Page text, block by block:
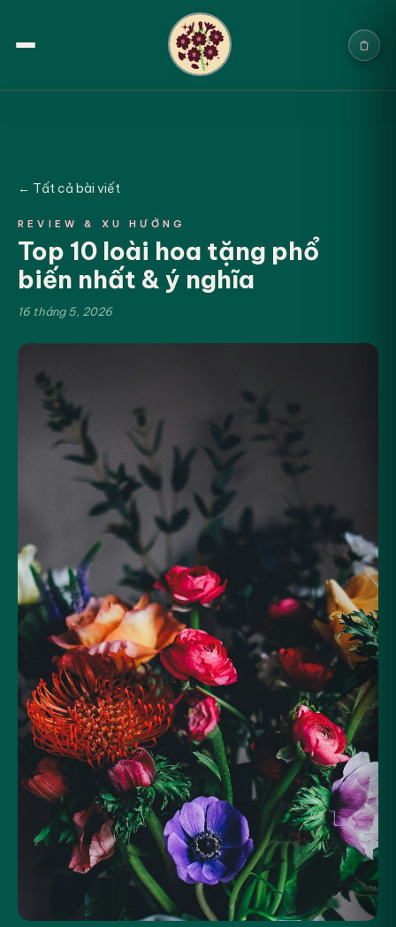
Blogs
Chính sách
Tìm sản phẩm
← Tất cả bài viết
REVIEW & XU HƯỚNG
Top 10 loài hoa tặng phổ
biến nhất & ý nghĩa
16 tháng 5, 2026